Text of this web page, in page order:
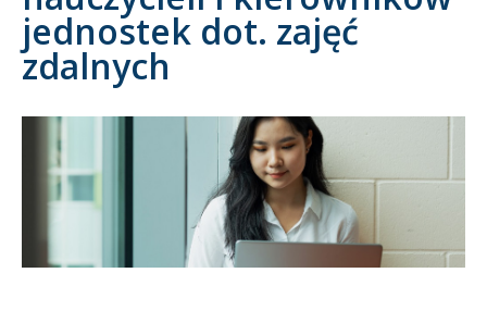
Kandydat
jednostek dot. zajęć
zdalnych